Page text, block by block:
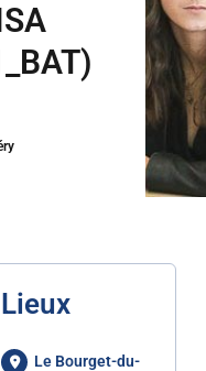
Lieux
Le Bourget-du-